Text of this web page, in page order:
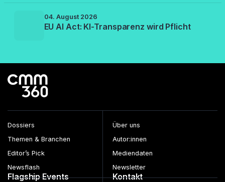
04. August 2026
EU AI Act: KI-Transparenz wird Pflicht
Dossiers
Themen & Branchen
Editor’s Pick
Newsflash
Über uns
Autor:innen
Mediendaten
Newsletter
Flagship Events Kontakt